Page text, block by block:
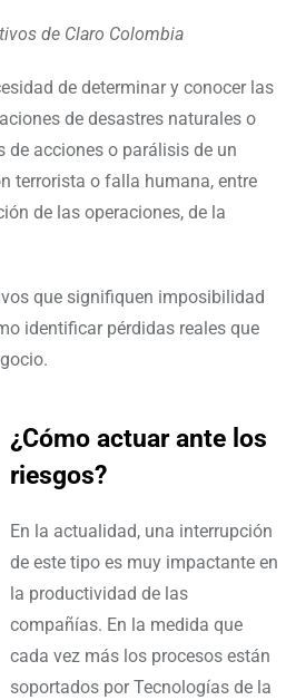
de Claro Colombia
de determinar y conocer las
de desastres naturales o
de acciones o parálisis de un
terrorista o falla humana, entre
de las operaciones, de la
que signifiquen imposibilidad
identificar pérdidas reales que
¿Cómo actuar ante los
riesgos?
En la actualidad, una interrupción
de este tipo es muy impactante en
la productividad de las
compañías. En la medida que
cada vez más los procesos están
soportados por Tecnologías de la